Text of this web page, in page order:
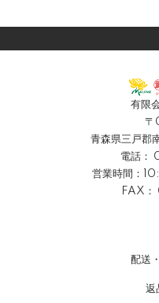
有限
〒
青森県三戸郡
電話：
営業時間：
FAX
配送
返